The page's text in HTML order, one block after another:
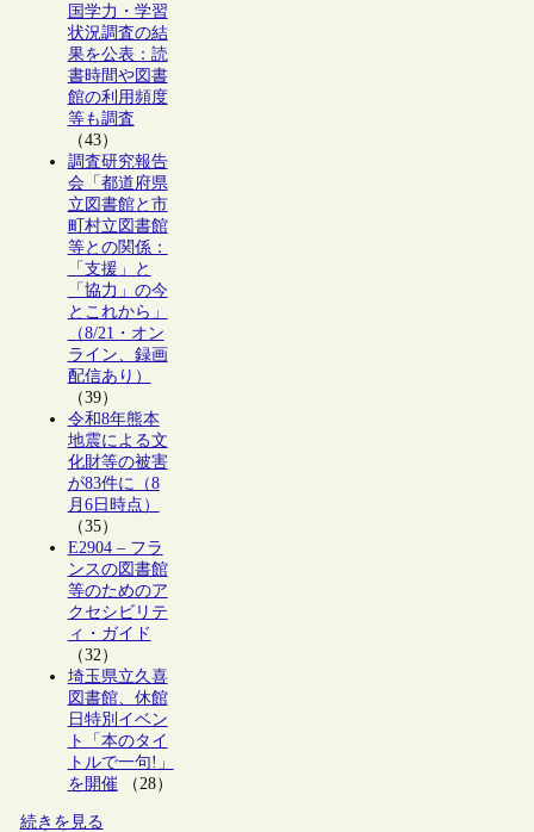
国学力・学習
状況調査の結
果を公表：読
書時間や図書
館の利用頻度
等も調査
（43）
調査研究報告
会「都道府県
立図書館と市
町村立図書館
等との関係：
「支援」と
「協力」の今
とこれから」
（8/21・オン
ライン、録画
配信あり）
（39）
令和8年熊本
地震による文
化財等の被害
が83件に（8
月6日時点）
（35）
E2904 – フラ
ンスの図書館
等のためのア
クセシビリテ
ィ・ガイド
（32）
埼玉県立久喜
図書館、休館
日特別イベン
ト「本のタイ
トルで一句!」
を開催（28）
続きを見る